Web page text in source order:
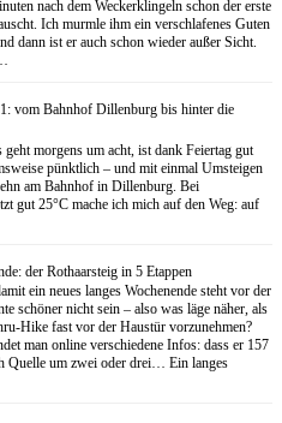
nach dem Weckerklingeln schon der erste
Ich murmle ihm ein verschlafenes Guten
dann ist er auch schon wieder außer Sicht.
vom Bahnhof Dillenburg bis hinter die
geht morgens um acht, ist dank Feiertag gut
pünktlich – und mit einmal Umsteigen
am Bahnhof in Dillenburg. Bei
gut 25°C mache ich mich auf den Weg: auf
der Rothaarsteig in 5 Etappen
ein neues langes Wochenende steht vor der
schöner nicht sein – also was läge näher, als
Hike fast vor der Haustür vorzunehmen?
man online verschiedene Infos: dass er 157
Quelle um zwei oder drei… Ein langes